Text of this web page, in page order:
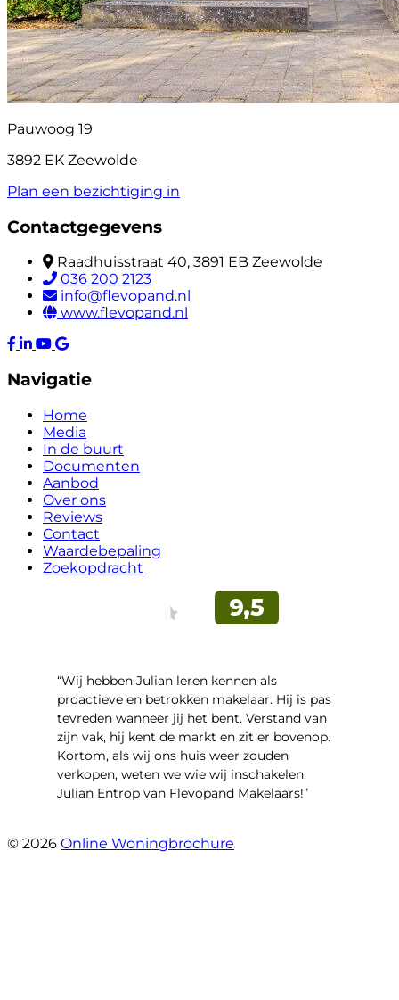
Pauwoog 19
3892 EK Zeewolde
Plan een bezichtiging in
Contactgegevens
Raadhuisstraat 40, 3891 EB Zeewolde
036 200 2123
info@flevopand.nl
www.flevopand.nl
Navigatie
Home
Media
In de buurt
Documenten
Aanbod
Over ons
Reviews
Contact
Waardebepaling
Zoekopdracht
“Wij hebben Julian leren kennen als
proactieve en betrokken makelaar. Hij is pas
tevreden wanneer jij het bent. Verstand van
zijn vak, hij kent de markt en zit er bovenop.
Kortom, als wij ons huis weer zouden
verkopen, weten we wie wij inschakelen:
Julian Entrop van Flevopand Makelaars!”
© 2026 Online Woningbrochure